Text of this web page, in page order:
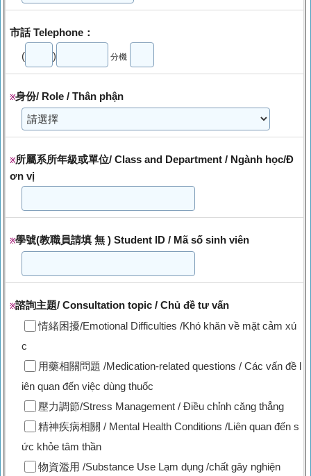
市話 Telephone：
( ) 分機
※身份/ Role / Thân phận
※所屬系所年級或單位/ Class and Department / Ngành học/Đ
ơn vị
※學號(教職員請填 無 ) Student ID / Mã số sinh viên
※諮詢主題/ Consultation topic / Chủ đề tư vấn
情緒困擾/Emotional Difficulties /Khó khăn về mặt cảm xú
c
用藥相關問題 /Medication-related questions / Các vấn đề l
iên quan đến việc dùng thuốc
壓力調節/Stress Management / Điều chỉnh căng thẳng
精神疾病相關 / Mental Health Conditions /Liên quan đến s
ức khỏe tâm thần
物資濫用 /Substance Use Lạm dụng /chất gây nghiện